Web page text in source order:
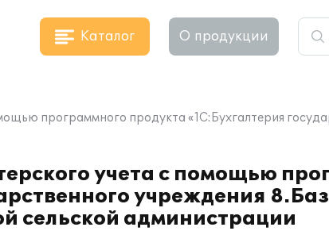
Каталог О продукции
программного продукта «1С:Бухгалтерия
учета с помощью
учреждения
сельской администрации